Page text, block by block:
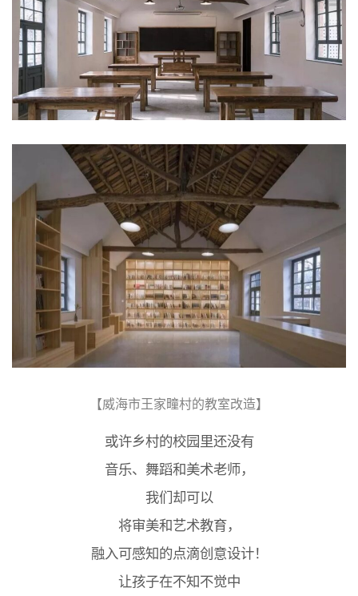
【威海市王家疃村的教室改造】
或许乡村的校园里还没有
音乐、舞蹈和美术老师，
我们却可以
将审美和艺术教育，
融入可感知的点滴创意设计！
让孩子在不知不觉中